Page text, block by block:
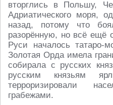
вторглись в Польшу,
Адриатического моря,
назад, потому что
разорённую, но всё ещё
Руси началось татаро-
Золотая Орда имела
собирала с русских
русским князьям
терроризировали
грабежами.